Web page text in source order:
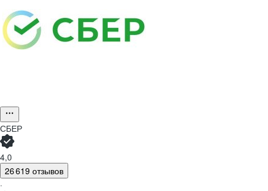
СБЕР
4,0
26 619 отзывов
·